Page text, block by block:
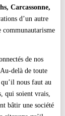
Carcassonne,
d’un autre
communautarisme
de nos
delà de toute
nous faut au
qui soient vrais,
bâtir une société